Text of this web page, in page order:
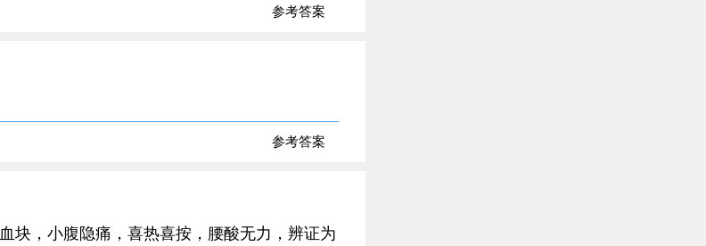
参考答案
参考答案
块，小腹隐痛，喜热喜按，腰酸无力，辨证为